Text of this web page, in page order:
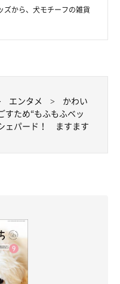
ズから、犬モチーフの雑貨
エンタメ
かわい
すため“もふもふベッ
ェパード！ ますます